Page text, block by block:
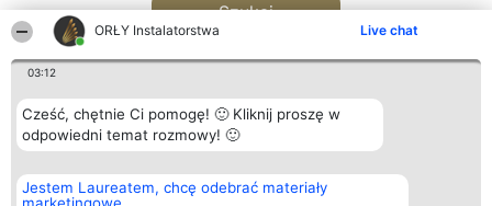
ORŁY Instalatorstwa Live chat
03:12
Cześć, chętnie Ci pomogę! 🙂 Kliknij proszę w
odpowiedni temat rozmowy! 🙂
Jestem Laureatem, chcę odebrać materiały
Szukaj
Organizator plebiscytu
Bright Side Solutions sp. z o.
Plebiscyt
Laureaci
Kontakt
Kontakt